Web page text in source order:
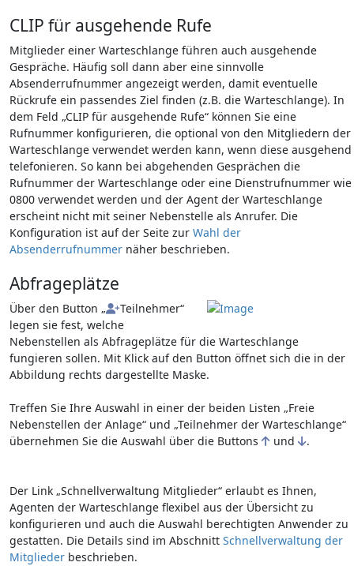
CLIP für ausgehende Rufe
Mitglieder einer Warteschlange führen auch ausgehende
Gespräche. Häufig soll dann aber eine sinnvolle
Absenderrufnummer angezeigt werden, damit eventuelle
Rückrufe ein passendes Ziel finden (z.B. die Warteschlange). In
dem Feld „CLIP für ausgehende Rufe“ können Sie eine
Rufnummer konfigurieren, die optional von den Mitgliedern der
Warteschlange verwendet werden kann, wenn diese ausgehend
telefonieren. So kann bei abgehenden Gesprächen die
Rufnummer der Warteschlange oder eine Dienstrufnummer wie
0800 verwendet werden und der Agent der Warteschlange
erscheint nicht mit seiner Nebenstelle als Anrufer. Die
Konfiguration ist auf der Seite zur Wahl der
Absenderrufnummer näher beschrieben.
Abfrageplätze
Über den Button „
Teilnehmer“
legen sie fest, welche
Nebenstellen als Abfrageplätze für die Warteschlange
fungieren sollen. Mit Klick auf den Button öffnet sich die in der
Abbildung rechts dargestellte Maske.
Treffen Sie Ihre Auswahl in einer der beiden Listen „Freie
Nebenstellen der Anlage“ und „Teilnehmer der Warteschlange“
übernehmen Sie die Auswahl über die Buttons
und .
Der Link „Schnellverwaltung Mitglieder“ erlaubt es Ihnen,
Agenten der Warteschlange flexibel aus der Übersicht zu
konfigurieren und auch die Auswahl berechtigten Anwender zu
gestatten. Die Details sind im Abschnitt Schnellverwaltung der
Mitglieder beschrieben.